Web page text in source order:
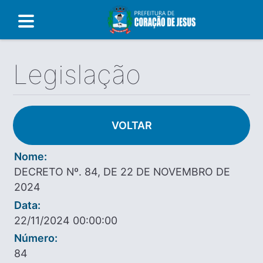
Legislação
VOLTAR
Nome:
DECRETO Nº. 84, DE 22 DE NOVEMBRO DE
2024
Data:
22/11/2024 00:00:00
Número:
84